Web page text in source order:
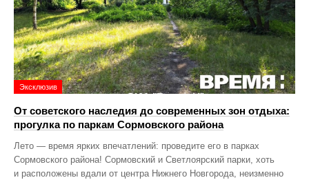
Эксклюзив
От советского наследия до современных зон отдыха:
прогулка по паркам Сормовского района
Лето — время ярких впечатлений: проведите его в парках
Сормовского района! Сормовский и Светлоярский парки, хоть
и расположены вдали от центра Нижнего Новгорода, неизменно